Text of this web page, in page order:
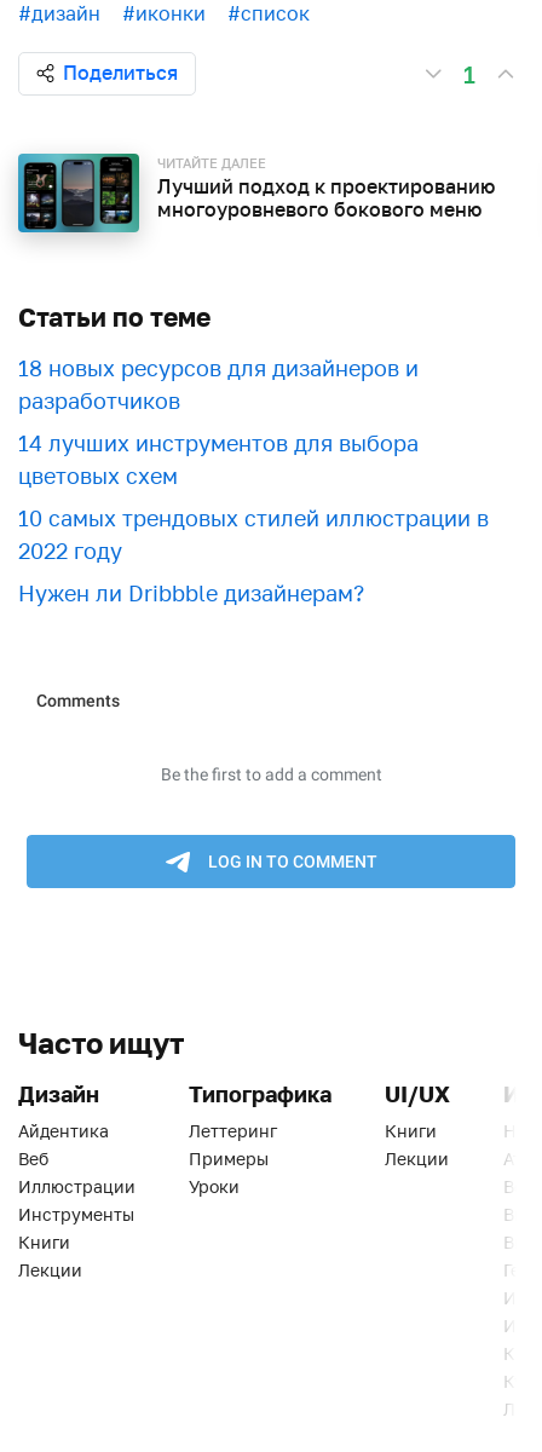
#дизайн #иконки #список
Поделиться 1
ЧИТАЙТЕ ДАЛЕЕ
Лучший подход к проектированию
многоуровневого бокового меню
Статьи по теме
18 новых ресурсов для дизайнеров и
разработчиков
​​14 лучших инструментов для выбора
цветовых схем
10 самых трендовых стилей иллюстрации в
2022 году
Нужен ли Dribbble дизайнерам?
Часто ищут
Дизайн
Айдентика
Веб
Иллюстрации
Инструменты
Книги
Лекции
Типографика
Леттеринг
Примеры
Уроки
UI/UX
Книги
Лекции
Веб